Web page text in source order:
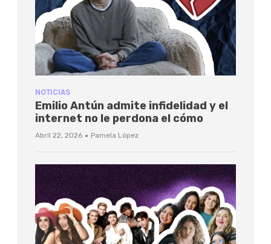
NOTICIAS
Emilio Antún admite infidelidad y el
internet no le perdona el cómo
Abril 22, 2026 · Pamela López